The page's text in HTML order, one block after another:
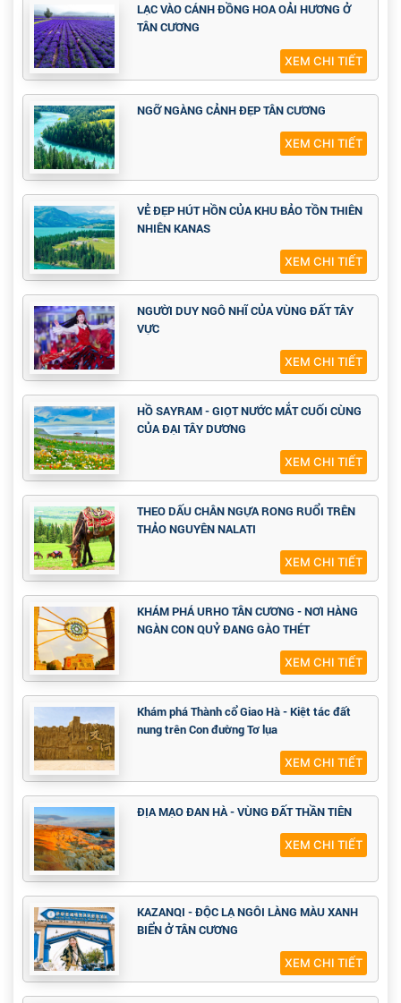
LẠC VÀO CÁNH ĐỒNG HOA OẢI HƯƠNG Ở
TÂN CƯƠNG
XEM CHI TIẾT
NGỠ NGÀNG CẢNH ĐẸP TÂN CƯƠNG
XEM CHI TIẾT
VẺ ĐẸP HÚT HỒN CỦA KHU BẢO TỒN THIÊN
NHIÊN KANAS
XEM CHI TIẾT
NGƯỜI DUY NGÔ NHĨ CỦA VÙNG ĐẤT TÂY
VỰC
XEM CHI TIẾT
HỒ SAYRAM - GIỌT NƯỚC MẮT CUỐI CÙNG
CỦA ĐẠI TÂY DƯƠNG
XEM CHI TIẾT
THEO DẤU CHÂN NGỰA RONG RUỔI TRÊN
THẢO NGUYÊN NALATI
XEM CHI TIẾT
KHÁM PHÁ URHO TÂN CƯƠNG - NƠI HÀNG
NGÀN CON QUỶ ĐANG GÀO THÉT
XEM CHI TIẾT
Khám phá Thành cổ Giao Hà - Kiệt tác đất
nung trên Con đường Tơ lụa
XEM CHI TIẾT
ĐỊA MẠO ĐAN HÀ - VÙNG ĐẤT THẦN TIÊN
XEM CHI TIẾT
KAZANQI - ĐỘC LẠ NGÔI LÀNG MÀU XANH
BIỂN Ở TÂN CƯƠNG
XEM CHI TIẾT